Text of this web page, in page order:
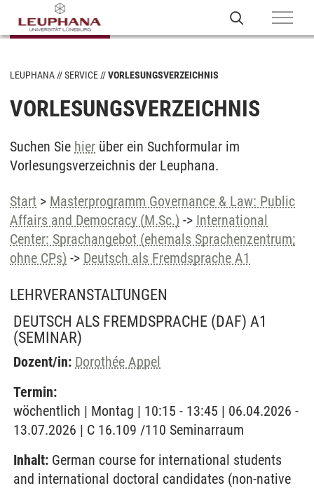
LEUPHANA SERVICE VORLESUNGSVERZEICHNIS
VORLESUNGSVERZEICHNIS
Suchen Sie hier über ein Suchformular im
Vorlesungsverzeichnis der Leuphana.
Start > Masterprogramm Governance & Law: Public
Affairs and Democracy (M.Sc.) -> International
Center: Sprachangebot (ehemals Sprachenzentrum;
ohne CPs) -> Deutsch als Fremdsprache A1
LEHRVERANSTALTUNGEN
DEUTSCH ALS FREMDSPRACHE (DAF) A1
(SEMINAR)
Dozent/in: Dorothée Appel
Termin:
wöchentlich | Montag | 10:15 - 13:45 | 06.04.2026 -
13.07.2026 | C 16.109 /110 Seminarraum
Inhalt: German course for international students
and international doctoral candidates (non-native